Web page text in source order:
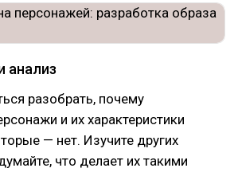
анализ
разобрать, почему
и их характеристики
— нет. Изучите других
что делает их такими